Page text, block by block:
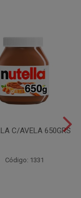
C/AVELA 650GRS
Código: 1331